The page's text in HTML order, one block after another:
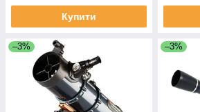
Купити
–3% –3%